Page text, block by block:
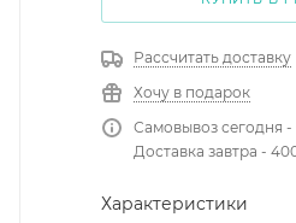
Рассчитать доставку
Хочу в подарок
Самовывоз сегодня -
Доставка завтра -
Характеристики